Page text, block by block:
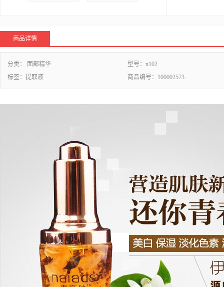
商品详情
分类： 面部精华 型号： n102
标签： 提取液 商品编号： 100002573